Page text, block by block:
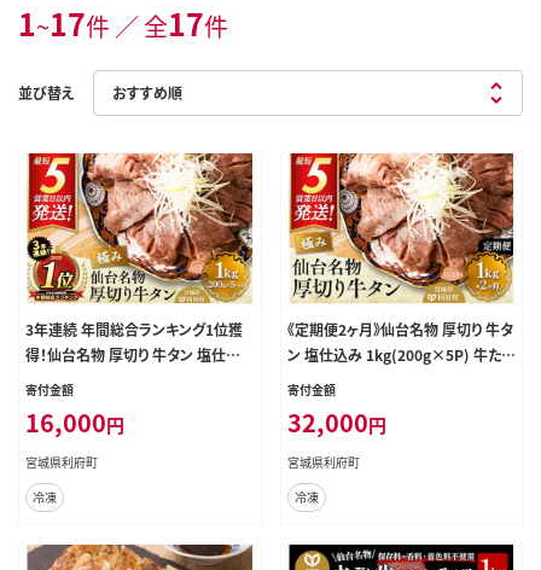
1~17件 ／ 全17件
並び替え
3年連続 年間総合ランキング1位獲
得！仙台名物 厚切り 牛タン 塩仕込
み 1kg(200g×5P) 牛たん スライス
中 タン元 塩ダレ タレ 小分け 仙台
名物 厚切 肉厚 おいしい 美味 牛 肉
焼肉 バーベキュー BBQ 宮城県 利
府町 船田食品]
寄付金額
16,000円
宮城県利府町
冷凍
《定期便2ヶ月》仙台名物 厚切り 牛タ
ン 塩仕込み 1kg(200g×5P) 牛たん
スライス 塩味 [牛タン タン塩 希少
け 仙台 名物 厚切 肉厚 おいしい 美
味 牛 肉 焼肉 バーベキュー BBQ 宮
城県 利府町 船田食品]
寄付金額
32,000円
宮城県利府町
冷凍